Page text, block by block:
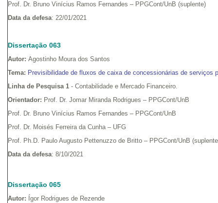
Prof. Dr. Bruno Vinícius Ramos Fernandes – PPGCont/UnB (suplente)
Data da defesa: 22/01/2021
Dissertação 063
Autor: Agostinho Moura dos Santos
Tema: Previsibilidade de fluxos de caixa de concessionárias de serviços
Linha de Pesquisa 1 - Contabilidade e Mercado Financeiro.
Orientador: Prof. Dr. Jomar Miranda Rodrigues – PPGCont/UnB
Prof. Dr. Bruno Vinícius Ramos Fernandes – PPGCont/UnB
Prof. Dr. Moisés Ferreira da Cunha – UFG
Prof. Ph.D. Paulo Augusto Pettenuzzo de Britto – PPGCont/UnB
Data da defesa: 8/10/2021
Dissertação 065
Autor: Ígor Rodrigues de Rezende